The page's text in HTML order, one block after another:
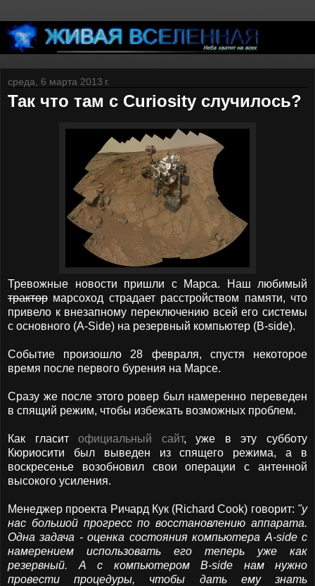
среда, 6 марта 2013 г.
Так что там с Curiosity случилось?
Тревожные новости пришли с Марса. Наш любимый
трактор марсоход страдает расстройством памяти, что
привело к внезапному переключению всей его системы
с основного (A-Side) на резервный компьютер (B-side).
Событие произошло 28 февраля, спустя некоторое
время после первого бурения на Марсе.
Сразу же после этого ровер был намеренно переведен
в спящий режим, чтобы избежать возможных проблем.
Как гласитофициальный сайт, уже в эту субботу
Кюриосити был выведен из спящего режима, а в
воскресенье возобновил свои операции с антенной
высокого усиления.
Менеджер проекта Ричард Кук (Richard Cook) говорит: "у
нас большой прогресс по восстановлению аппарата.
Одна задача - оценка состояния компьютера A-side с
намерением использовать его теперь уже как
резервный. А с компьютером B-side нам нужно
провести процедуры, чтобы дать ему знать